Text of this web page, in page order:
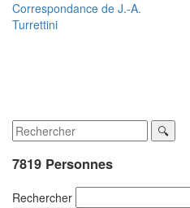
Correspondance de J.-A.
Turrettini
7819 Personnes
Rechercher